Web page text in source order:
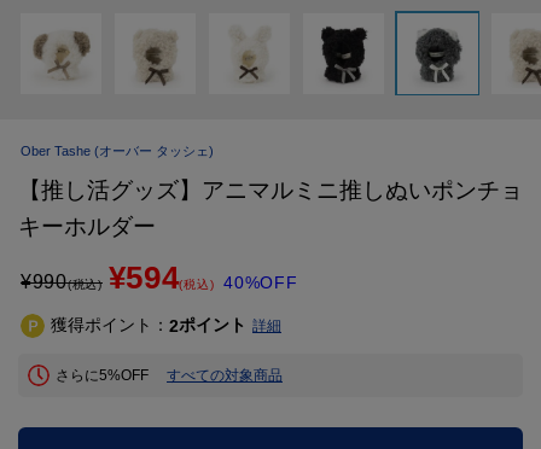
Ober Tashe (オーバー タッシェ)
【推し活グッズ】アニマルミニ推しぬいポンチョ
キーホルダー
¥990(税込) ¥594(税込) 40%OFF
獲得ポイント： 2ポイント 詳細
さらに5%OFF すべての対象商品